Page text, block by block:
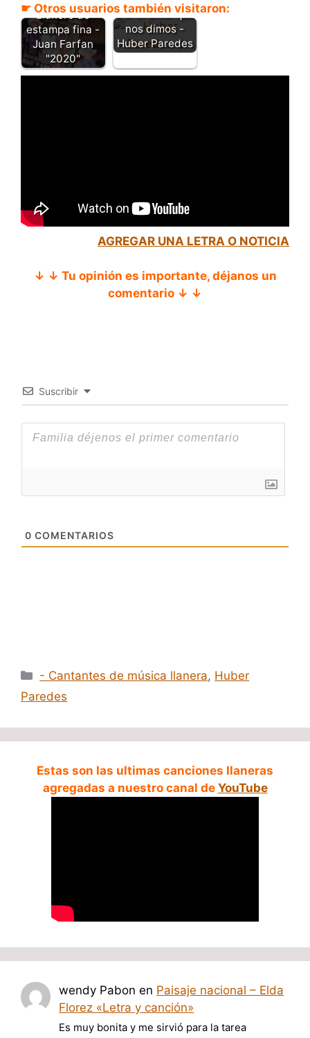
☛ Otros usuarios también visitaron:
Llanero de
estampa fina -
Juan Farfan
"2020"
Por el amor que
nos dimos -
Huber Paredes
AGREGAR UNA LETRA O NOTICIA
↓ ↓ Tu opinión es importante, déjanos un
comentario ↓ ↓
Suscribir
0 COMENTARIOS
Categorías
- Cantantes de música llanera, Huber
Paredes
Estas son las ultimas canciones llaneras
agregadas a nuestro canal de YouTube
wendy Pabon en Paisaje nacional – Elda
Florez «Letra y canción»
Es muy bonita y me sirvió para la tarea